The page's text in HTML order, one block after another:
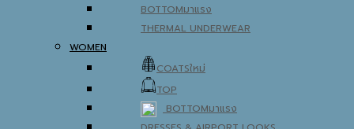
BOTTOM
THERMAL UNDERWEAR
WOMEN
COATS
TOP
BOTTOM